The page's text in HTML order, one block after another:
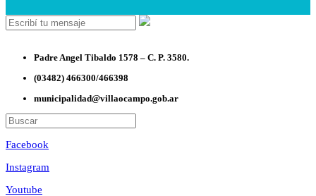
Padre Angel Tibaldo 1578 – C. P. 3580.
(03482) 466300/466398
municipalidad@villaocampo.gob.ar
Facebook
Instagram
Youtube